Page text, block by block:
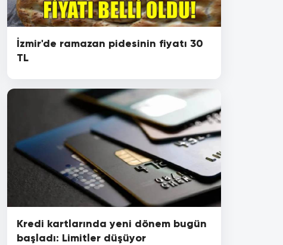
İzmir'de ramazan pidesinin fiyatı 30
TL
Kredi kartlarında yeni dönem bugün
başladı: Limitler düşüyor